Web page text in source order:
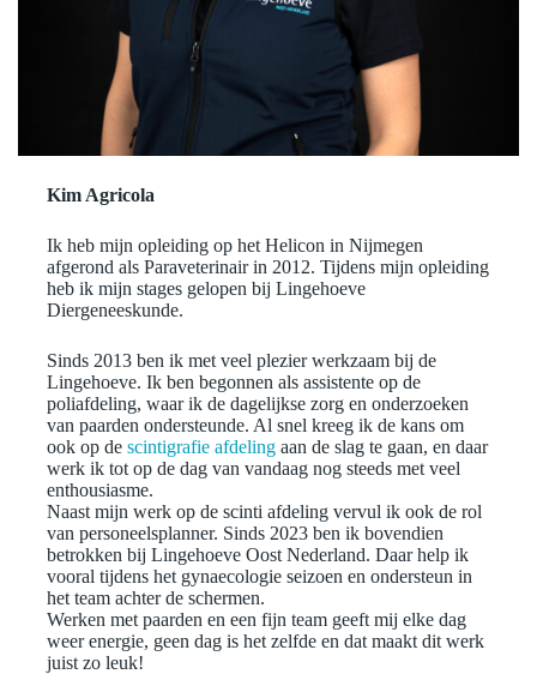
Kim Agricola
Ik heb mijn opleiding op het Helicon in Nijmegen
afgerond als Paraveterinair in 2012. Tijdens mijn opleiding
heb ik mijn stages gelopen bij Lingehoeve
Diergeneeskunde.
Sinds 2013 ben ik met veel plezier werkzaam bij de
Lingehoeve. Ik ben begonnen als assistente op de
poliafdeling, waar ik de dagelijkse zorg en onderzoeken
van paarden ondersteunde. Al snel kreeg ik de kans om
ook op de scintigrafie afdeling aan de slag te gaan, en daar
werk ik tot op de dag van vandaag nog steeds met veel
enthousiasme.
Naast mijn werk op de scinti afdeling vervul ik ook de rol
van personeelsplanner. Sinds 2023 ben ik bovendien
betrokken bij Lingehoeve Oost Nederland. Daar help ik
vooral tijdens het gynaecologie seizoen en ondersteun in
het team achter de schermen.
Werken met paarden en een fijn team geeft mij elke dag
weer energie, geen dag is het zelfde en dat maakt dit werk
juist zo leuk!